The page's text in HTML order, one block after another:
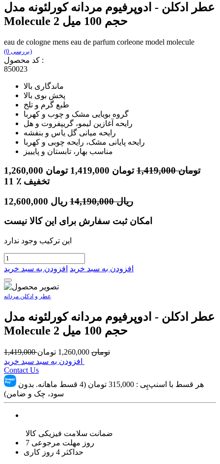
عطر ادکلن - ادوپرفیوم مردانه کورلئونه مدل
Molecule 2 حجم 100 میل
eau de cologne mens eau de parfum corleone model molecule
(0 بررسی)
کد محصول :
850023
ماندگاری بالا
پخش بوی بالا
طبع گرم و تلخ
گروه بویایی مشک و چوب و کهربا
رایحه آغازین لیمو، گریپفروت و هل
رایحه میانی گل یاس و بنفشه
رایحه پایانی مشک، رایحه چوبی و کهربا
مناسب بهار، تابستان و پایییز
1,260,000 تومان 1,419,000 تومان 1,419,000 تومان
11
٪ تخفیف
12,600,000 ریال 14,190,000 ریال
امکان ثبت سفارش برای این کالا نیست
این ترکیب وجود ندارد
افزودن به سبد خرید افزودن به سبد خرید
عطر و ادکلن مردانه
عطر ادکلن - ادوپرفیوم مردانه کورلئونه مدل
Molecule 2 حجم 100 میل
1,419,000 تومان 1,260,000 تومان
Contact Us
هر قسط با اسنپ‌پِی : 315,000
تومان (4 قسط ماهانه. بدون
سود، چک و ضامن)
ضمانت سلامت فیزیکی کالا
7 روز مهلت مرجوعی
حداکثر 4 روز کاری